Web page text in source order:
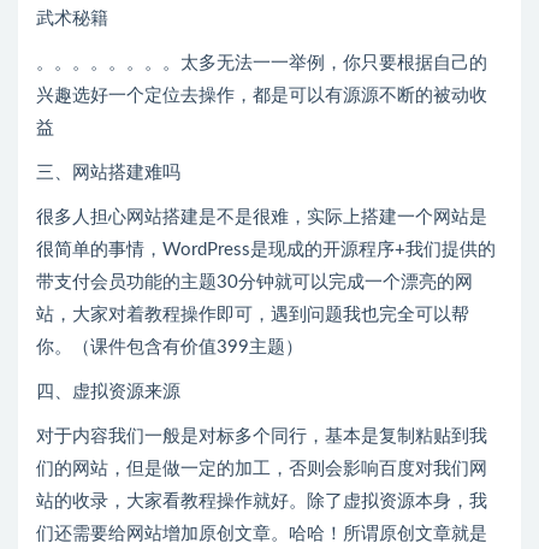
武术秘籍
。。。。。。。。太多无法一一举例，你只要根据自己的
兴趣选好一个定位去操作，都是可以有源源不断的被动收
益
三、网站搭建难吗
很多人担心网站搭建是不是很难，实际上搭建一个网站是
很简单的事情，WordPress是现成的开源程序+我们提供的
带支付会员功能的主题30分钟就可以完成一个漂亮的网
站，大家对着教程操作即可，遇到问题我也完全可以帮
你。（课件包含有价值399主题）
四、虚拟资源来源
对于内容我们一般是对标多个同行，基本是复制粘贴到我
们的网站，但是做一定的加工，否则会影响百度对我们网
站的收录，大家看教程操作就好。除了虚拟资源本身，我
们还需要给网站增加原创文章。哈哈！所谓原创文章就是